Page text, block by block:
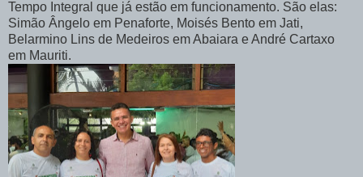
Tempo Integral que já estão em funcionamento. São elas:
Simão Ângelo em Penaforte, Moisés Bento em Jati,
Belarmino Lins de Medeiros em Abaiara e André Cartaxo
em Mauriti.